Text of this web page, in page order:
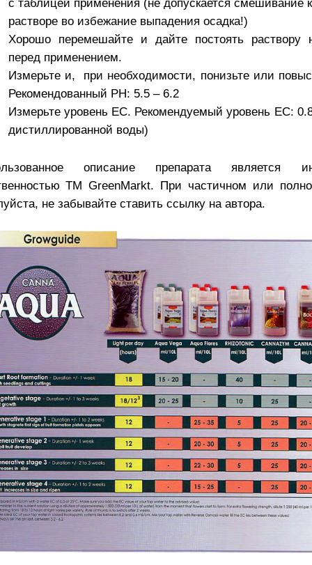
с таблицей применения (не допускается смешивание
растворе во избежание выпадения осадка!)
Хорошо перемешайте и дайте постоять раствору
перед применением.
Измерьте и, при необходимости, понизьте или
Рекомендованный РН: 5.5 – 6.2
Измерьте уровень ЕС. Рекомендуемый уровень ЕС:
дистиллированной воды)
описание препарата является
TM GreenMarkt. При частичном или
не забывайте ставить ссылку на автора.